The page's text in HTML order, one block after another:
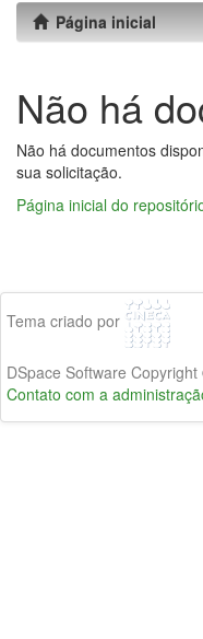
Página inicial
Não há
Não há documentos
sua solicitação.
Página inicial do
Tema criado por
DSpace Software
Contato com a